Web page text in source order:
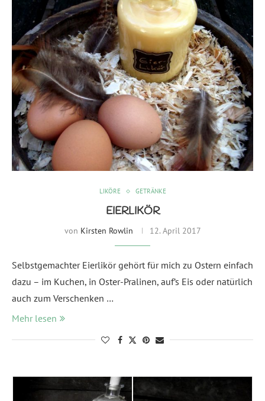
LIKÖRE GETRÄNKE
EIERLIKÖR
von Kirsten Rowlin 12. April 2017
Selbstgemachter Eierlikör gehört für mich zu Ostern einfach
dazu – im Kuchen, in Oster-Pralinen, auf’s Eis oder natürlich
auch zum Verschenken …
Mehr lesen